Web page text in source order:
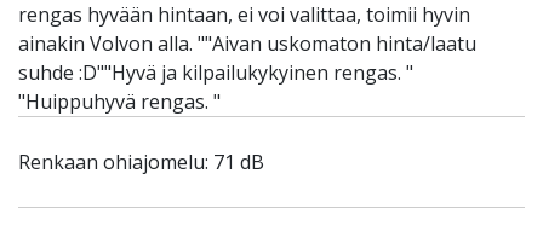
rengas hyvään hintaan, ei voi valittaa, toimii hyvin
ainakin Volvon alla. ""Aivan uskomaton hinta/laatu
suhde :D""Hyvä ja kilpailukykyinen rengas. "
"Huippuhyvä rengas. "
Renkaan ohiajomelu: 71 dB